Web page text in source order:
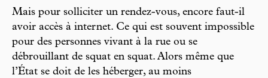
Mais pour solliciter un rendez-vous, encore faut-il
avoir accès à internet. Ce qui est souvent impossible
pour des personnes vivant à la rue ou se
débrouillant de squat en squat. Alors même que
l’État se doit de les héberger, au moins